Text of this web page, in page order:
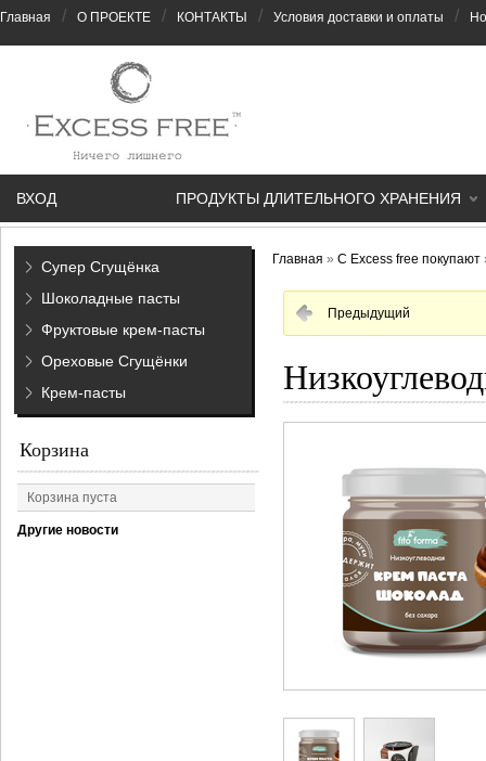
Главная / О ПРОЕКТЕ / КОНТАКТЫ / Условия доставки и оплаты /
ПРОДУКТЫ ДЛИТЕЛЬНОГО ХРАНЕНИЯ
ВХОД
Супер Сгущёнка
Шоколадные пасты
Фруктовые крем-пасты
Ореховые Сгущёнки
Крем-пасты
Корзина
Корзина пуста
Другие новости
Главная » С Excess free покупают
Предыдущий